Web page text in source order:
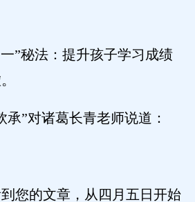
”秘法：提升孩子学习成绩
承”对诸葛长青老师说道：
您的文章，从四月五日开始